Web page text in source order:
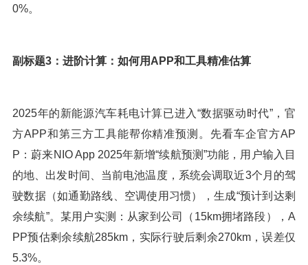
0%。
副标题3：进阶计算：如何用APP和工具精准估算
2025年的新能源汽车耗电计算已进入“数据驱动时代”，官
方APP和第三方工具能帮你精准预测。先看车企官方AP
P：蔚来NIO App 2025年新增“续航预测”功能，用户输入目
的地、出发时间、当前电池温度，系统会调取近3个月的驾
驶数据（如通勤路线、空调使用习惯），生成“预计到达剩
余续航”。某用户实测：从家到公司（15km拥堵路段），A
PP预估剩余续航285km，实际行驶后剩余270km，误差仅
5.3%。